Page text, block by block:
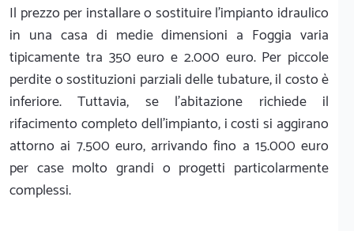
Il prezzo per installare o sostituire l'impianto idraulico
in una casa di medie dimensioni a Foggia varia
tipicamente tra 350 euro e 2.000 euro. Per piccole
perdite o sostituzioni parziali delle tubature, il costo è
inferiore. Tuttavia, se l'abitazione richiede il
rifacimento completo dell'impianto, i costi si aggirano
attorno ai 7.500 euro, arrivando fino a 15.000 euro
per case molto grandi o progetti particolarmente
complessi.